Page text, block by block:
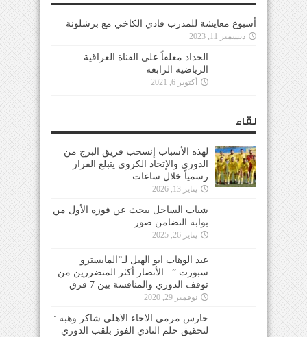
أسبوع معايشة للمدرب فادي الكاخي مع برشلونة
ديسمبر 11, 2023
الحداد معلقاً على القناة العراقية
الرياضية الرابعة
أكتوبر 6, 2021
لقاء
لهذه الأسباب إنسحب فريق البرج من
الدوري والإتحاد الكروي يتبلغ القرار
رسمياً خلال ساعات
يناير 13, 2026
شباب الساحل يبحث عن فوزه الأول من
بوابة التضامن صور
يناير 26, 2025
عبد الوهاب ابو الهيل لـ”المايسترو
سبورت ” : الأنصار أكثر المتضررين من
توقف الدوري والمنافسة بين 7 فرق
نوفمبر 29, 2020
حارس مرمى الاخاء الاهلي شاكر وهبه :
لتحقيق حلم النادي الفوز بلقب الدوري